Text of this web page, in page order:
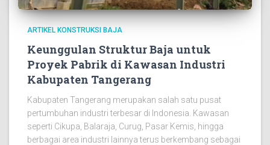
ARTIKEL KONSTRUKSI BAJA
Keunggulan Struktur Baja untuk
Proyek Pabrik di Kawasan Industri
Kabupaten Tangerang
Kabupaten Tangerang merupakan salah satu pusat
pertumbuhan industri terbesar di Indonesia. Kawasan
seperti Cikupa, Balaraja, Curug, Pasar Kemis, hingga
berbagai area industri lainnya terus berkembang sebagai